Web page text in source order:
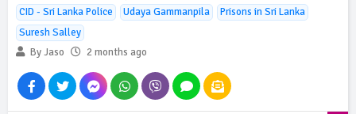
CID - Sri Lanka Police Udaya Gammanpila
Prisons in Sri Lanka
Suresh Salley
By Jaso
2 months ago